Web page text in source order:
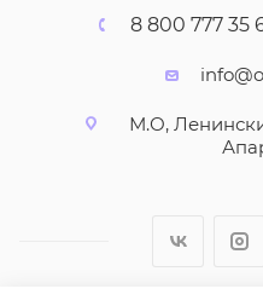
8 800 777 35
М.О,